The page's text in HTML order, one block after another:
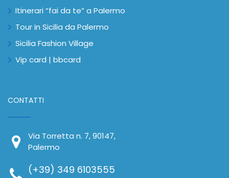
Itinerari “fai da te” a Palermo
Tour in Sicilia da Palermo
Sicilia Fashion Village
Vip card | bbcard
CONTATTI
Via Torretta n. 7, 90147,
Palermo
(+39) 349 6103555